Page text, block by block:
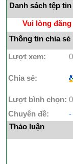
Danh sách tệp
Vui lòng
Thông tin chia sẻ
Lượt xem: 0
Chia sẻ:
Lượt bình chọn: 0
Chuyên đề:
-
Thảo luận